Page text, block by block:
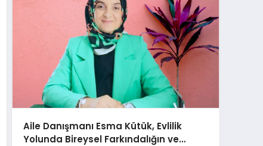
Aile Danışmanı Esma Kütük, Evlilik
Yolunda Bireysel Farkındalığın ve